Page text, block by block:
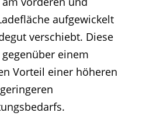
aufgewickelt
verschiebt. Diese
einem
Vorteil einer höheren